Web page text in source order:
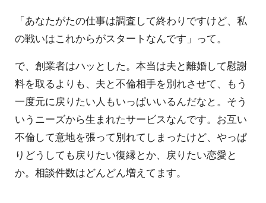
「あなたがたの仕事は調査して終わりですけど、私
の戦いはこれからがスタートなんです」って。
で、創業者はハッとした。本当は夫と離婚して慰謝
料を取るよりも、夫と不倫相手を別れさせて、もう
一度元に戻りたい人もいっぱいいるんだなと。そう
いうニーズから生まれたサービスなんです。お互い
不倫して意地を張って別れてしまったけど、やっぱ
りどうしても戻りたい復縁とか、戻りたい恋愛と
か。相談件数はどんどん増えてます。